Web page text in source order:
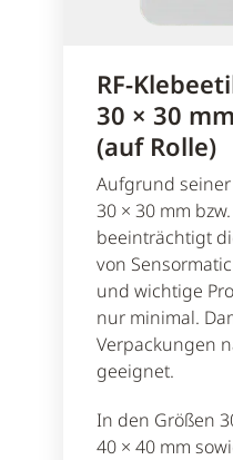
RF-
30 × 30
(auf Rolle)
Aufgrund
30 × 30 mm
beeinträchtigt
von
und wichtige
nur minimal.
Verpackungen
geeignet.
In den Größen
40 × 40 mm